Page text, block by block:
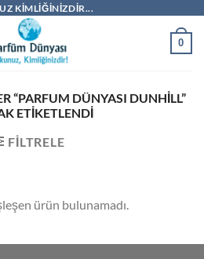
KIMLIĞINIZDIR...
0
“PARFUM DÜNYASI DUNHILL”
ETIKETLENDI
FILTRELE
ürün bulunamadı.